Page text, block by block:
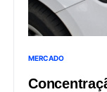
MERCADO